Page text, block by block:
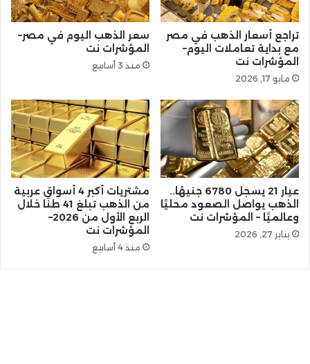
تراجع أسعار الذهب في مصر
مع بداية تعاملات اليوم–
المؤشرات نت
مايو 17, 2026
سعر الذهب اليوم في مصر–
المؤشرات نت
منذ 3 أسابيع
عيار 21 يسجل 6780 جنيهًا..
الذهب يواصل الصعود محليًا
وعالميًا – المؤشرات نت
يناير 27, 2026
مشتريات أكبر 4 أسواق عربية
من الذهب تبلغ 41 طنًا خلال
الربع الأول من 2026–
المؤشرات نت
منذ 4 أسابيع